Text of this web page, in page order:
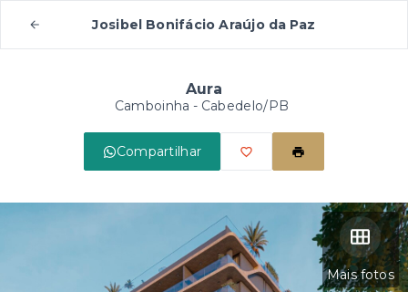
Josibel Bonifácio Araújo da Paz
Aura
Camboinha - Cabedelo/PB
Compartilhar
Mais fotos